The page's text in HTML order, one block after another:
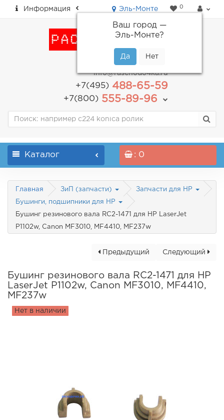
Информация Эль-Монте
Ваш город —
Эль-Монте?
0
пн-пт: с 9.00 до 18.00
info@raschodo4ka.ru
+7(495)488-65-59
+7(800)555-89-96
Каталог : 0
Главная ЗиП (запчасти) Запчасти для HP
Бушинги, подшипники для HP
Бушинг резинового вала RC2-1471 для HP LaserJet
P1102w, Canon MF3010, MF4410, MF237w
Следующий
Предыдущий
Бушинг резинового вала RC2-1471 для HP
LaserJet P1102w, Canon MF3010, MF4410,
MF237w
Нет в наличии